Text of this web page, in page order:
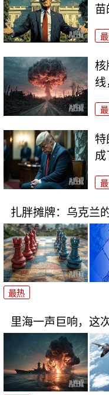
苗
核
线
特
成
扎胖摊牌：乌克兰
最热
里海一声巨响，这